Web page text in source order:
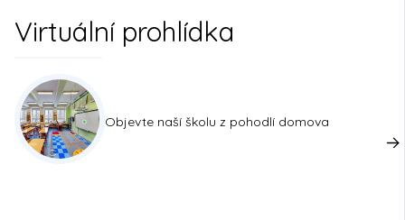
Virtuální prohlídka
Objevte naší školu z pohodlí domova